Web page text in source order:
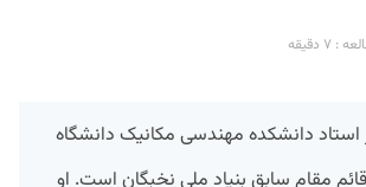
۷ دقیقه
دانشکده مهندسی مکانیک دانشگاه
مقام سابق بنیاد ملی نخبگان است. او